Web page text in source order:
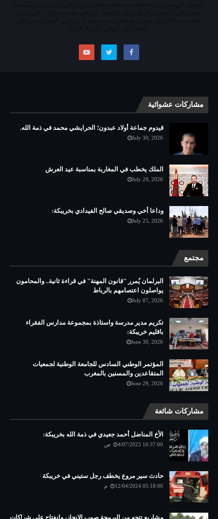
مشاركات عشوائية
قيدوم جماعة أولاد عبدون؛ الحرايشي محمد في ذمة الله.
July 30, 2026
الملك يخطب في المغاربة بمناسبة عيد العرش
July 29, 2026
وداعا أخي وصديقي صالح الفيدادي بخريبكة:
July 25, 2026
مجتمع
البرلمان يُمرر "قانون المهنة" في قراءة ثانية.. والمحامون
يواصلون اعتصامهم بالرباط
July 07, 2026
تكريم مدير مدرسة واستاذة بمجموعة مدارس الفقراء
باقليم خريبكة:
June 30, 2026
المؤتمر الوطني السادس للجامعة الوطنية لجمعيات
المتقاعدين والمسنين بالمغرب
June 29, 2026
مشاركات شائعة
الأخ المناضل أحمد جعيدي في ذمة الله بخريبكة:
4/07/2025 10:37:00 ص
حادث سير مروع يخطف رجل ستيني في خريبكة
12/04/2024 05:18:00 م
مشاريع تتجه من البرمجة صوب الانجاز، وانفتاح على شراكات